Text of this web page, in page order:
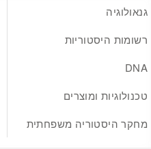
גנאולוגיה
רשומות היסטוריות
DNA
טכנולוגיות ומוצרים
מחקר היסטוריה משפחתית